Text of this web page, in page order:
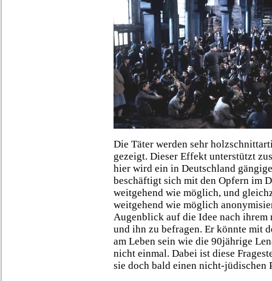
Die Täter werden sehr
gezeigt. Dieser Effekt unterstützt
hier wird ein in Deutschland
beschäftigt sich mit den Opfern im
weitgehend wie möglich, und
weitgehend wie möglich
Augenblick auf die Idee nach
und ihn zu befragen. Er könnte mit
am Leben sein wie die 90jährige
nicht einmal. Dabei ist diese
sie doch bald einen nicht-jüdischen